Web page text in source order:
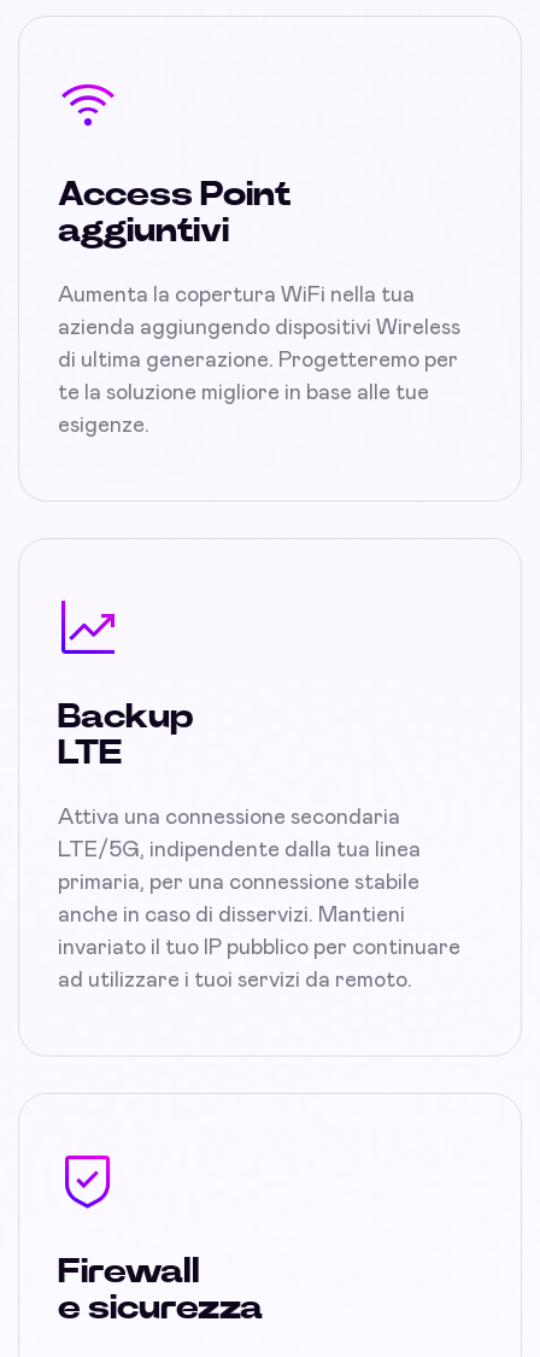
Access Point
aggiuntivi
Aumenta la copertura WiFi nella tua
azienda aggiungendo dispositivi Wireless
di ultima generazione. Progetteremo per
te la soluzione migliore in base alle tue
esigenze.
Backup
LTE
Attiva una connessione secondaria
LTE/5G, indipendente dalla tua linea
primaria, per una connessione stabile
anche in caso di disservizi. Mantieni
invariato il tuo IP pubblico per continuare
ad utilizzare i tuoi servizi da remoto.
Firewall
e sicurezza